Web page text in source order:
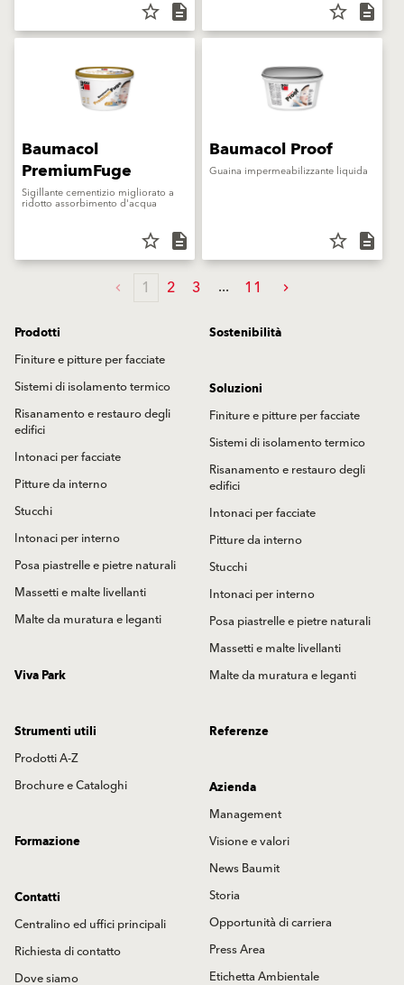
star_border description star_border description
Baumacol
PremiumFuge
Sigillante cementizio migliorato a
ridotto assorbimento d'acqua
star_border description
Baumacol Proof
Guaina impermeabilizzante liquida
star_border description
1 2 3 11
Prodotti
Finiture e pitture per facciate
Sistemi di isolamento termico
Risanamento e restauro degli
edifici
Intonaci per facciate
Pitture da interno
Stucchi
Intonaci per interno
Posa piastrelle e pietre naturali
Massetti e malte livellanti
Malte da muratura e leganti
Sostenibilità
Soluzioni
Finiture e pitture per facciate
Sistemi di isolamento termico
Risanamento e restauro degli
edifici
Intonaci per facciate
Pitture da interno
Stucchi
Intonaci per interno
Posa piastrelle e pietre naturali
Massetti e malte livellanti
Malte da muratura e leganti
Viva Park
Strumenti utili
Prodotti A-Z
Brochure e Cataloghi
Referenze
Azienda
Management
Visione e valori
News Baumit
Storia
Opportunità di carriera
Press Area
Etichetta Ambientale
Formazione
Contatti
Centralino ed uffici principali
Richiesta di contatto
Dove siamo